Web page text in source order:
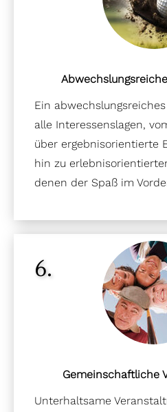
Ein
alle Interessenslagen,
über ergebnisorientierte
hin zu
denen der Spaß im
6.
Gemeinschaftliche
Unterhaltsame